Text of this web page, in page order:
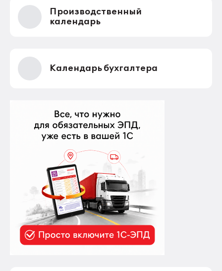
желанию или соглашению сторон).
Производственный
календарь
Календарь бухгалтера